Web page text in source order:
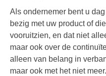
Als ondernemer bent u
bezig met uw product of
vooruitzien, en dat niet
maar ook over de
alleen van belang in
maar ook met het niet